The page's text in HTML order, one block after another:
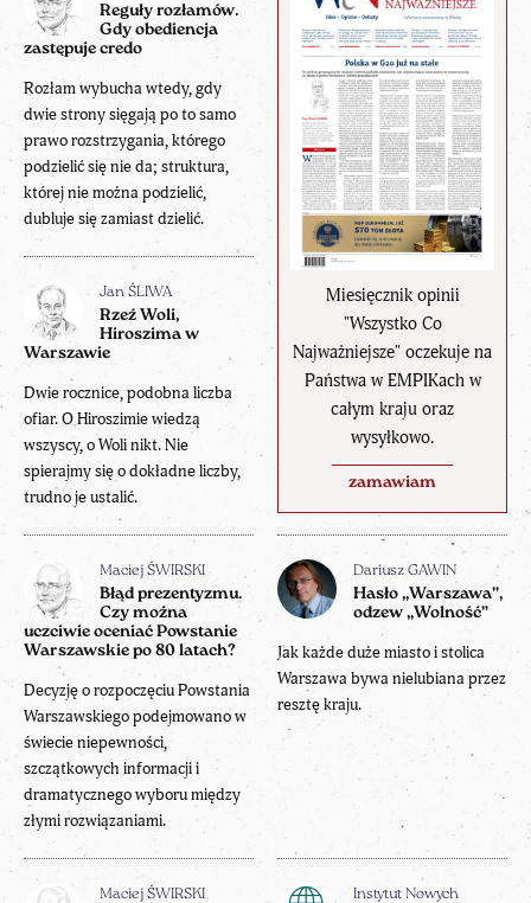
Miesięcznik opinii
"Wszystko Co
Najważniejsze" oczekuje na
Państwa w EMPIKach w
całym kraju oraz
wysyłkowo.
zamawiam
Reguły rozłamów.
Gdy obediencja
zastępuje credo
Rozłam wybucha wtedy, gdy
dwie strony sięgają po to samo
prawo rozstrzygania, którego
podzielić się nie da; struktura,
której nie można podzielić,
dubluje się zamiast dzielić.
Jan ŚLIWA
Rzeź Woli,
Hiroszima w
Warszawie
Dwie rocznice, podobna liczba
ofiar. O Hiroszimie wiedzą
wszyscy, o Woli nikt. Nie
spierajmy się o dokładne liczby,
trudno je ustalić.
Maciej ŚWIRSKI
Błąd prezentyzmu.
Czy można
uczciwie oceniać Powstanie
Warszawskie po 80 latach?
Decyzję o rozpoczęciu Powstania
Warszawskiego podejmowano w
świecie niepewności,
szczątkowych informacji i
dramatycznego wyboru między
złymi rozwiązaniami.
Dariusz GAWIN
Hasło „Warszawa”,
odzew „Wolność”
Jak każde duże miasto i stolica
Warszawa bywa nielubiana przez
resztę kraju.
Maciej ŚWIRSKI
Instytut Nowych